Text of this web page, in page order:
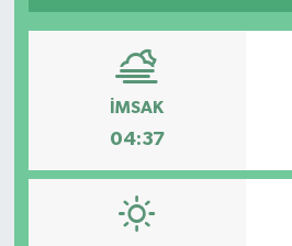
İMSAK
04:37
TRABZONSPOR